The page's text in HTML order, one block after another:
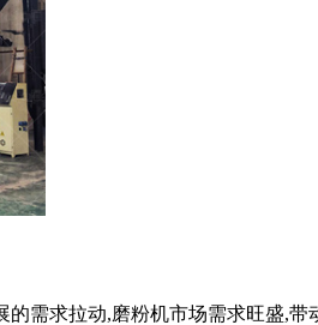
的需求拉动,磨粉机市场需求旺盛,